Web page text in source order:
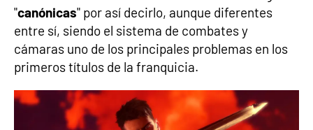
"canónicas" por así decirlo, aunque diferentes
entre sí, siendo el sistema de combates y
cámaras uno de los principales problemas en los
primeros títulos de la franquicia.